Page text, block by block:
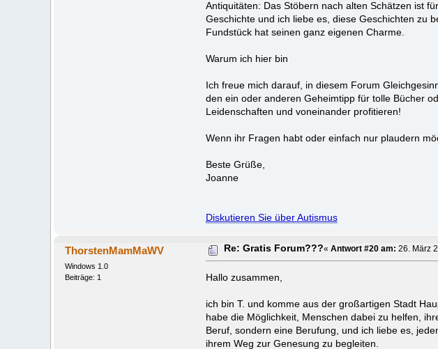
Antiquitäten: Das Stöbern nach alten Schätzen ist
Geschichte und ich liebe es, diese Geschichten zu
Fundstück hat seinen ganz eigenen Charme.
Warum ich hier bin
Ich freue mich darauf, in diesem Forum
den ein oder anderen Geheimtipp für tolle Bücher
Leidenschaften und voneinander profitieren!
Wenn ihr Fragen habt oder einfach nur plaudern
Beste Grüße,
Joanne
Diskutieren Sie über Autismus
ThorstenMamMaWV
Windows 1.0
Beiträge: 1
Re: Gratis Forum???«Antwort #20 am: 26. März
Hallo zusammen,
ich bin T. und komme aus der großartigen Stadt
habe die Möglichkeit, Menschen dabei zu helfen,
Beruf, sondern eine Berufung, und ich liebe es,
ihrem Weg zur Genesung zu begleiten.